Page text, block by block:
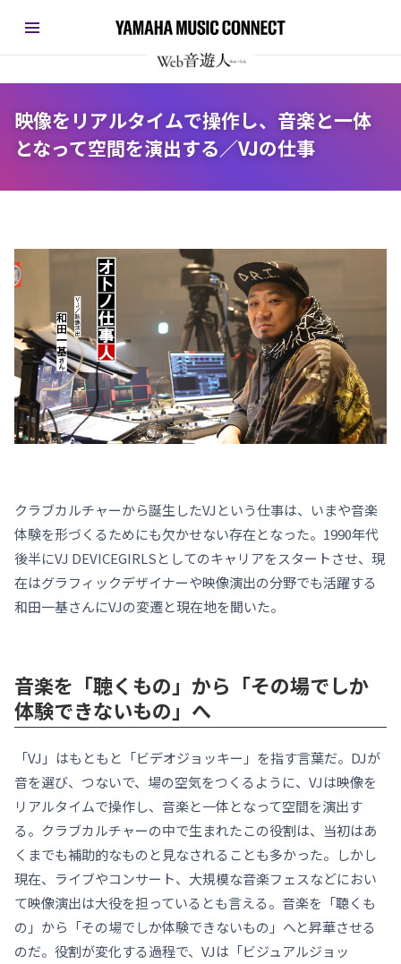
映像をリアルタイムで操作し、音楽と一体
となって空間を演出する／VJの仕事
クラブカルチャーから誕生したVJという仕事は、いまや音楽
体験を形づくるためにも欠かせない存在となった。1990年代
後半にVJ DEVICEGIRLSとしてのキャリアをスタートさせ、現
在はグラフィックデザイナーや映像演出の分野でも活躍する
和田一基さんにVJの変遷と現在地を聞いた。
音楽を「聴くもの」から「その場でしか
体験できないもの」へ
「VJ」はもともと「ビデオジョッキー」を指す言葉だ。DJが
音を選び、つないで、場の空気をつくるように、VJは映像を
リアルタイムで操作し、音楽と一体となって空間を演出す
る。クラブカルチャーの中で生まれたこの役割は、当初はあ
くまでも補助的なものと見なされることも多かった。しかし
現在、ライブやコンサート、大規模な音楽フェスなどにおい
て映像演出は大役を担っているとも言える。音楽を「聴くも
の」から「その場でしか体験できないもの」へと昇華させる
のだ。役割が変化する過程で、VJは「ビジュアルジョッ